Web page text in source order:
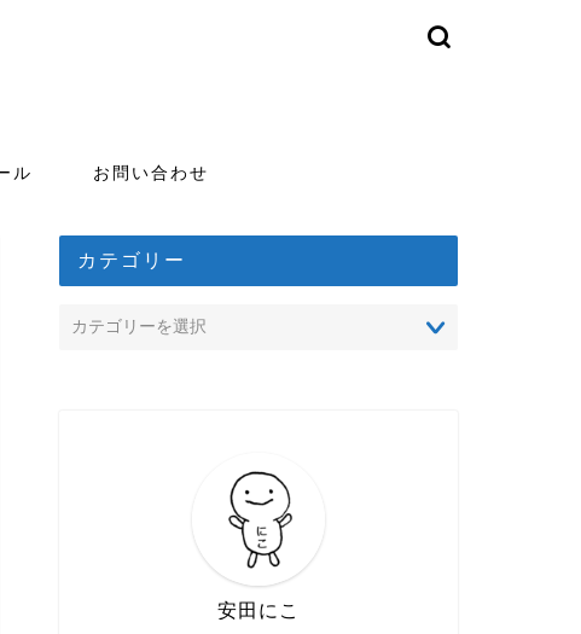
ル お問い合わせ
カテゴリー
安田にこ